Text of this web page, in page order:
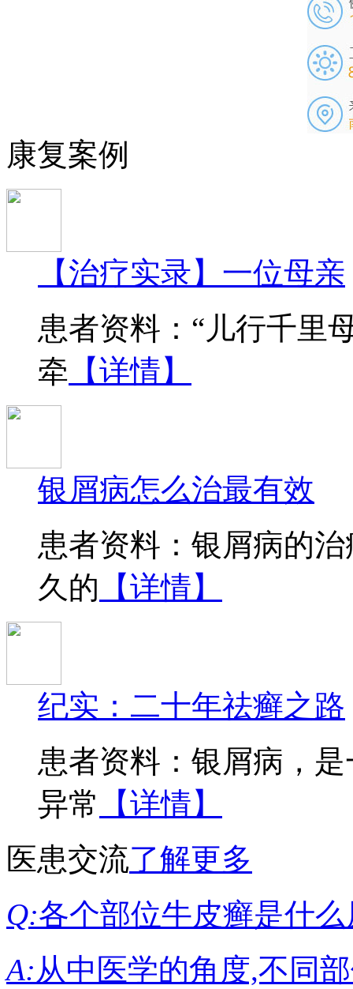
康复案例
【治疗实录】一位母亲
患者资料：“儿行千里
牵 【详情】
银屑病怎么治最有效
患者资料：银屑病的
久的 【详情】
纪实：二十年祛癣之路
患者资料：银屑病，
异常
【详情】
医患交流了解更多
Q:各个部位牛皮癣是什
A:从中医学的角度,不同